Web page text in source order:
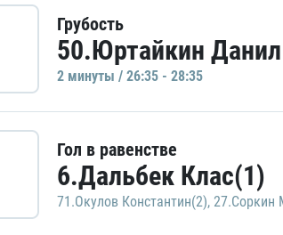
Грубость
50.Юртайкин Данил
2 минуты / 26:35 - 28:35
Гол в равенстве
6.Дальбек Клас(1)
71.Окулов Константин(2), 27.Соркин